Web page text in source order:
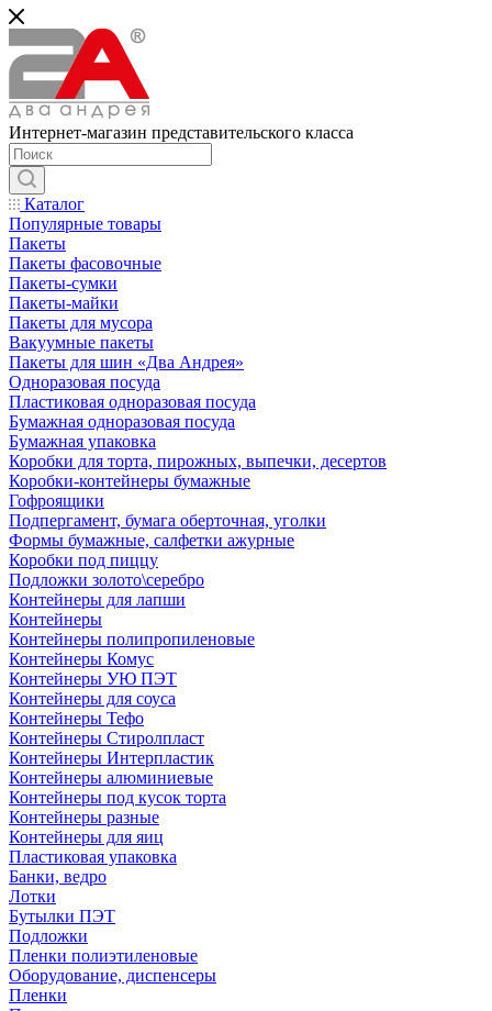
Интернет-магазин представительского класса
Каталог
Популярные товары
Пакеты
Пакеты фасовочные
Пакеты-сумки
Пакеты-майки
Пакеты для мусора
Вакуумные пакеты
Пакеты для шин «Два Андрея»
Одноразовая посуда
Пластиковая одноразовая посуда
Бумажная одноразовая посуда
Бумажная упаковка
Коробки для торта, пирожных, выпечки, десертов
Коробки-контейнеры бумажные
Гофроящики
Подпергамент, бумага оберточная, уголки
Формы бумажные, салфетки ажурные
Коробки под пиццу
Подложки золото\серебро
Контейнеры для лапши
Контейнеры
Контейнеры полипропиленовые
Контейнеры Комус
Контейнеры УЮ ПЭТ
Контейнеры для соуса
Контейнеры Тефо
Контейнеры Стиролпласт
Контейнеры Интерпластик
Контейнеры алюминиевые
Контейнеры под кусок торта
Контейнеры разные
Контейнеры для яиц
Пластиковая упаковка
Банки, ведро
Лотки
Бутылки ПЭТ
Подложки
Пленки полиэтиленовые
Оборудование, диспенсеры
Пленки